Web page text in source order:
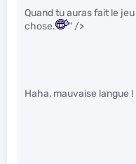
Quand tu auras fait le
chose.
" />
Haha, mauvaise langue !